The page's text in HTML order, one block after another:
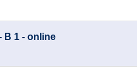
B 1 - online